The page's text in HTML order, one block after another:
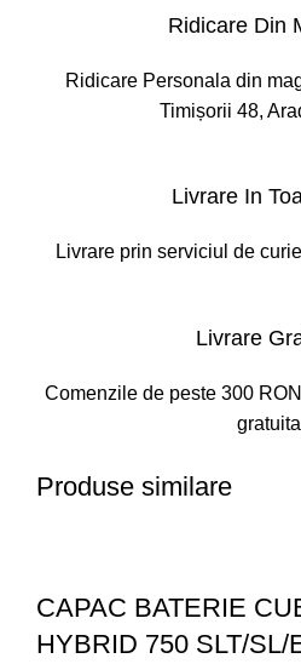
Ridicare Din
Ridicare Personala din
Timișorii 48,
Livrare In
Livrare prin serviciul de
Livrare
Comenzile de peste 300
Produse similare
CAPAC BATERIE
HYBRID 750 SLT/SL/